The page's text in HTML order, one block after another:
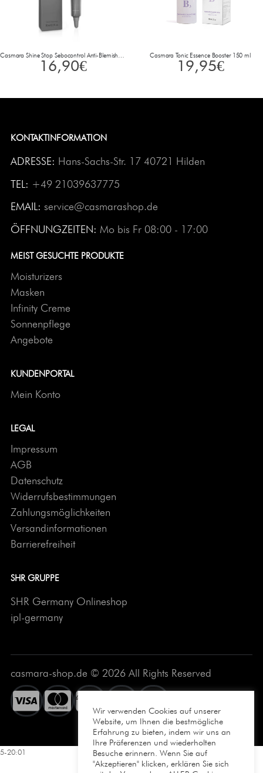
Casmara Shine Stop Sebocontrol Anti-Blemish Gel 10 ml
16,90€
Casmara Tonic Essence Booster 150 ml
19,95€
KONTAKTINFORMATION
ADRESSE: Hans-Sachs-Str. 17 40721 Hilden
TEL: +49 21039637775
EMAIL: service@casmarashop.de
ÖFFNUNGZEITEN: Mo bis Fr 08:00 - 17:00
MEIST GESUCHTE PRODUKTE
Moisturizers
Masken
Infinity Creme
Sonnenpflege
Angebote
KUNDENPORTAL
Mein Konto
LEGAL
Impressum
AGB
Datenschutz
Widerrufsbestimmungen
Zahlungsmöglichkeiten
Versandinformationen
Barrierefreiheit
SHR GRUPPE
SHR Germany Onlineshop
ipl-germany
casmara-shop.de © 2026 All Rights Reserved
Wir verwenden Cookies auf unserer
Website, um Ihnen die bestmögliche
Erfahrung zu bieten, indem wir uns an
Ihre Präferenzen und wiederholten
Besuche erinnern. Wenn Sie auf
"Akzeptieren" klicken, erklären Sie sich
5-20:01